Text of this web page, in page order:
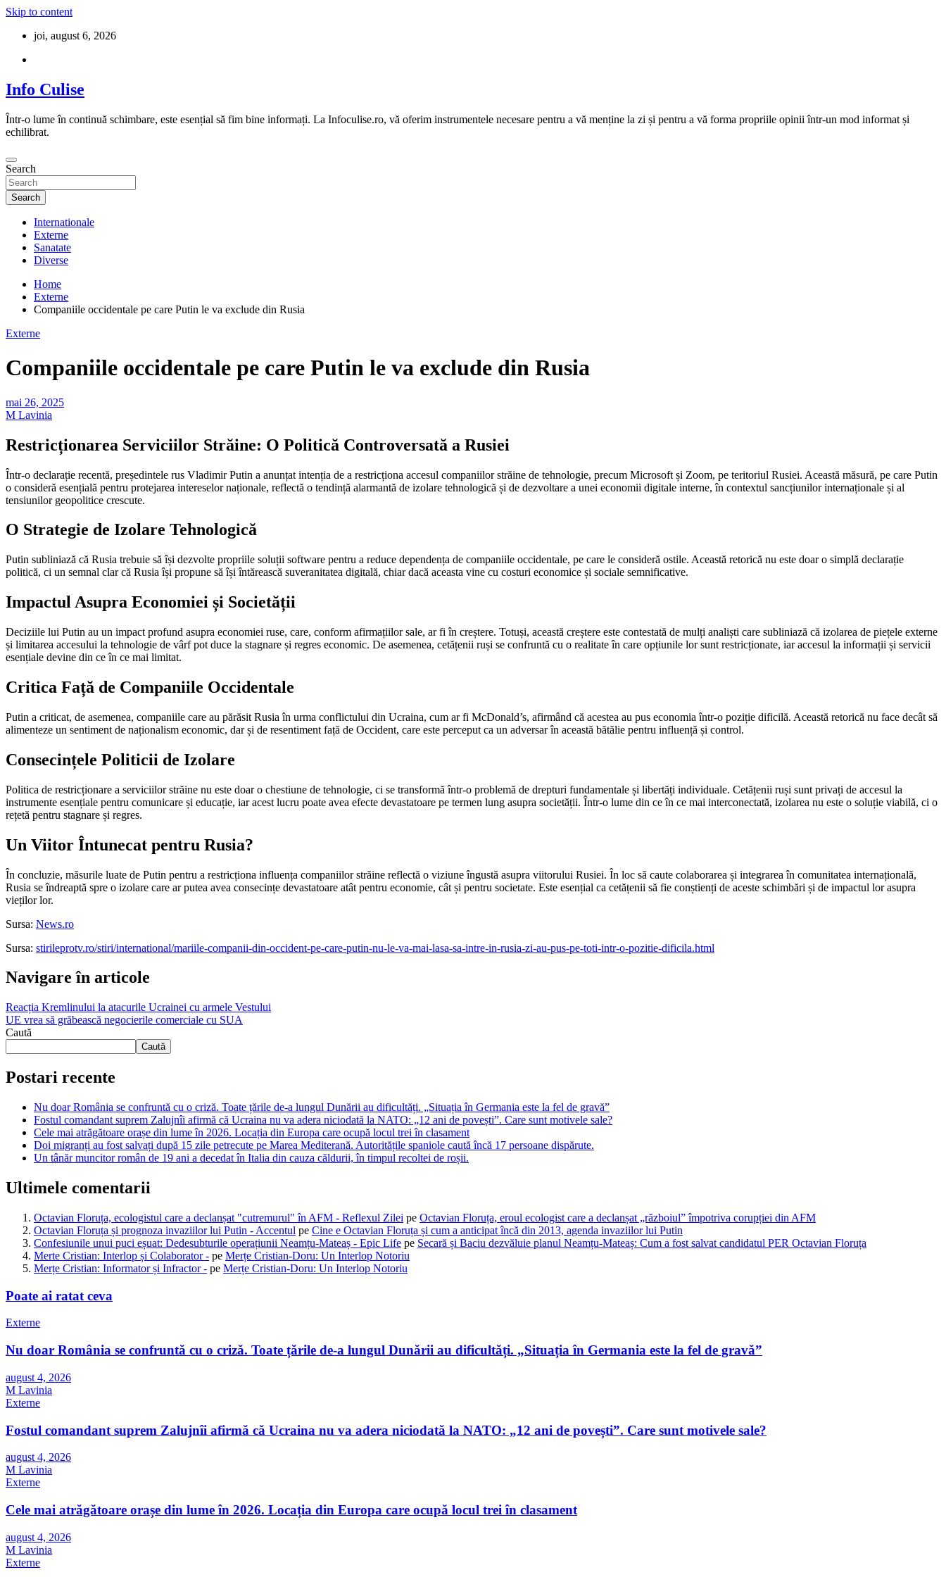
Skip to content
joi, august 6, 2026
Info Culise
Într-o lume în continuă schimbare, este esențial să fim bine informați. La Infoculise.ro, vă oferim instrumentele necesare pentru a vă menține la zi și pentru a vă forma propriile opinii într-un mod informat și
echilibrat.
Search
Search
Internationale
Externe
Sanatate
Diverse
Home
Externe
Companiile occidentale pe care Putin le va exclude din Rusia
Externe
Companiile occidentale pe care Putin le va exclude din Rusia
mai 26, 2025
M Lavinia
Restricționarea Serviciilor Străine: O Politică Controversată a Rusiei
Într-o declarație recentă, președintele rus Vladimir Putin a anunțat intenția de a restricționa accesul companiilor străine de tehnologie, precum Microsoft și Zoom, pe teritoriul Rusiei. Această măsură, pe care Putin
o consideră esențială pentru protejarea intereselor naționale, reflectă o tendință alarmantă de izolare tehnologică și de dezvoltare a unei economii digitale interne, în contextul sancțiunilor internaționale și al
tensiunilor geopolitice crescute.
O Strategie de Izolare Tehnologică
Putin subliniază că Rusia trebuie să își dezvolte propriile soluții software pentru a reduce dependența de companiile occidentale, pe care le consideră ostile. Această retorică nu este doar o simplă declarație
politică, ci un semnal clar că Rusia își propune să își întărească suveranitatea digitală, chiar dacă aceasta vine cu costuri economice și sociale semnificative.
Impactul Asupra Economiei și Societății
Deciziile lui Putin au un impact profund asupra economiei ruse, care, conform afirmațiilor sale, ar fi în creștere. Totuși, această creștere este contestată de mulți analiști care subliniază că izolarea de piețele externe
și limitarea accesului la tehnologie de vârf pot duce la stagnare și regres economic. De asemenea, cetățenii ruși se confruntă cu o realitate în care opțiunile lor sunt restricționate, iar accesul la informații și servicii
esențiale devine din ce în ce mai limitat.
Critica Față de Companiile Occidentale
Putin a criticat, de asemenea, companiile care au părăsit Rusia în urma conflictului din Ucraina, cum ar fi McDonald’s, afirmând că acestea au pus economia într-o poziție dificilă. Această retorică nu face decât să
alimenteze un sentiment de naționalism economic, dar și de resentiment față de Occident, care este perceput ca un adversar în această bătălie pentru influență și control.
Consecințele Politicii de Izolare
Politica de restricționare a serviciilor străine nu este doar o chestiune de tehnologie, ci se transformă într-o problemă de drepturi fundamentale și libertăți individuale. Cetățenii ruși sunt privați de accesul la
instrumente esențiale pentru comunicare și educație, iar acest lucru poate avea efecte devastatoare pe termen lung asupra societății. Într-o lume din ce în ce mai interconectată, izolarea nu este o soluție viabilă, ci o
rețetă pentru stagnare și regres.
Un Viitor Întunecat pentru Rusia?
În concluzie, măsurile luate de Putin pentru a restricționa influența companiilor străine reflectă o viziune îngustă asupra viitorului Rusiei. În loc să caute colaborarea și integrarea în comunitatea internațională,
Rusia se îndreaptă spre o izolare care ar putea avea consecințe devastatoare atât pentru economie, cât și pentru societate. Este esențial ca cetățenii să fie conștienți de aceste schimbări și de impactul lor asupra
vieților lor.
Sursa: News.ro
Sursa: stirileprotv.ro/stiri/international/mariile-companii-din-occident-pe-care-putin-nu-le-va-mai-lasa-sa-intre-in-rusia-zi-au-pus-pe-toti-intr-o-pozitie-dificila.html
Navigare în articole
Reacția Kremlinului la atacurile Ucrainei cu armele Vestului
UE vrea să grăbească negocierile comerciale cu SUA
Caută
Caută
Postari recente
Nu doar România se confruntă cu o criză. Toate țările de-a lungul Dunării au dificultăți. „Situația în Germania este la fel de gravă”
Fostul comandant suprem Zalujnîi afirmă că Ucraina nu va adera niciodată la NATO: „12 ani de povești”. Care sunt motivele sale?
Cele mai atrăgătoare orașe din lume în 2026. Locația din Europa care ocupă locul trei în clasament
Doi migranți au fost salvați după 15 zile petrecute pe Marea Mediterană. Autoritățile spaniole caută încă 17 persoane dispărute.
Un tânăr muncitor român de 19 ani a decedat în Italia din cauza căldurii, în timpul recoltei de roșii.
Ultimele comentarii
Octavian Floruța, ecologistul care a declanșat "cutremurul" în AFM - Reflexul Zilei pe Octavian Floruța, eroul ecologist care a declanșat „războiul” împotriva corupției din AFM
Octavian Floruța și prognoza invaziilor lui Putin - Accentul pe Cine e Octavian Floruța și cum a anticipat încă din 2013, agenda invaziilor lui Putin
Confesiunile unui puci eșuat: Dedesubturile operațiunii Neamțu-Mateaș - Epic Life pe Secară și Baciu dezvăluie planul Neamțu-Mateaș: Cum a fost salvat candidatul PER Octavian Floruța
Merte Cristian: Interlop și Colaborator - pe Merțe Cristian-Doru: Un Interlop Notoriu
Merțe Cristian: Informator și Infractor - pe Merțe Cristian-Doru: Un Interlop Notoriu
Poate ai ratat ceva
Externe
Nu doar România se confruntă cu o criză. Toate țările de-a lungul Dunării au dificultăți. „Situația în Germania este la fel de gravă”
august 4, 2026
M Lavinia
Externe
Fostul comandant suprem Zalujnîi afirmă că Ucraina nu va adera niciodată la NATO: „12 ani de povești”. Care sunt motivele sale?
august 4, 2026
M Lavinia
Externe
Cele mai atrăgătoare orașe din lume în 2026. Locația din Europa care ocupă locul trei în clasament
august 4, 2026
M Lavinia
Externe